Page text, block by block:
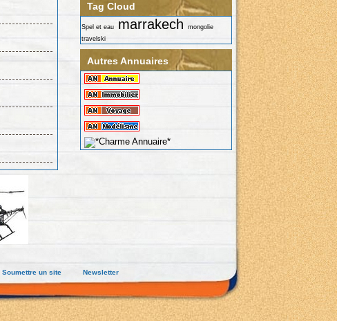
Tag Cloud
Spel et eau marrakech
mongolie
travelski
Autres Annuaires
Soumettre un site Newsletter